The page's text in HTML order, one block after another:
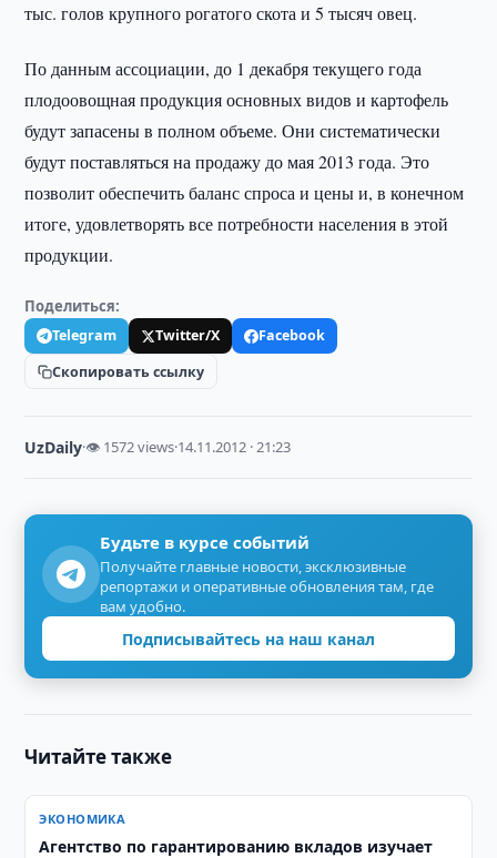
тыс. голов крупного рогатого скота и 5 тысяч овец.
По данным ассоциации, до 1 декабря текущего года
плодоовощная продукция основных видов и картофель
будут запасены в полном объеме. Они систематически
будут поставляться на продажу до мая 2013 года. Это
позволит обеспечить баланс спроса и цены и, в конечном
итоге, удовлетворять все потребности населения в этой
продукции.
Поделиться:
Telegram Twitter/X
Facebook
Скопировать ссылку
UzDaily·👁 1572 views·14.11.2012 · 21:23
Будьте в курсе событий
Получайте главные новости, эксклюзивные
репортажи и оперативные обновления там, где
вам удобно.
Подписывайтесь на наш канал
Читайте также
ЭКОНОМИКА
Агентство по гарантированию вкладов изучает